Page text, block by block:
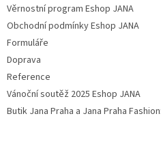
Věrnostní program Eshop JANA
Obchodní podmínky Eshop JANA
Formuláře
Doprava
Reference
Vánoční soutěž 2025 Eshop JANA
Butik Jana Praha a Jana Praha Fashion: